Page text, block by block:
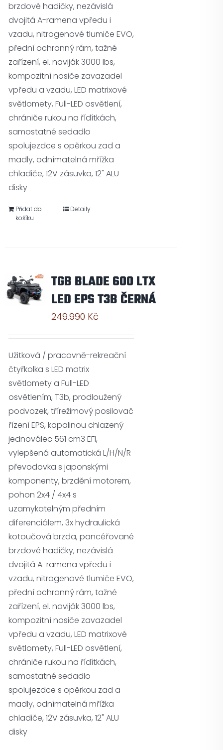
brzdové hadičky, nezávislá
dvojitá A-ramena vpředu i
vzadu, nitrogenové tlumiče EVO,
přední ochranný rám, tažné
zařízení, el. naviják 3000 lbs,
kompozitní nosiče zavazadel
vpředu a vzadu, LED matrixové
světlomety, Full-LED osvětlení,
chrániče rukou na řídítkách,
samostatné sedadlo
spolujezdce s opěrkou zad a
madly, odnímatelná mřížka
chladiče, 12V zásuvka, 12" ALU
disky
Přidat do
košíku
Detaily
TGB BLADE 600 LTX
LED EPS T3B ČERNÁ
249.990 Kč
Užitková / pracovně-rekreační
čtyřkolka s LED matrix
světlomety a Full-LED
osvětlením, T3b, prodloužený
podvozek, třírežimový posilovač
řízení EPS, kapalinou chlazený
jednoválec 561 cm3 EFI,
vylepšená automatická L/H/N/R
převodovka s japonskými
komponenty, brzdění motorem,
pohon 2x4 / 4x4 s
uzamykatelným předním
diferenciálem, 3x hydraulická
kotoučová brzda, pancéřované
brzdové hadičky, nezávislá
dvojitá A-ramena vpředu i
vzadu, nitrogenové tlumiče EVO,
přední ochranný rám, tažné
zařízení, el. naviják 3000 lbs,
kompozitní nosiče zavazadel
vpředu a vzadu, LED matrixové
světlomety, Full-LED osvětlení,
chrániče rukou na řídítkách,
samostatné sedadlo
spolujezdce s opěrkou zad a
madly, odnímatelná mřížka
chladiče, 12V zásuvka, 12" ALU
disky